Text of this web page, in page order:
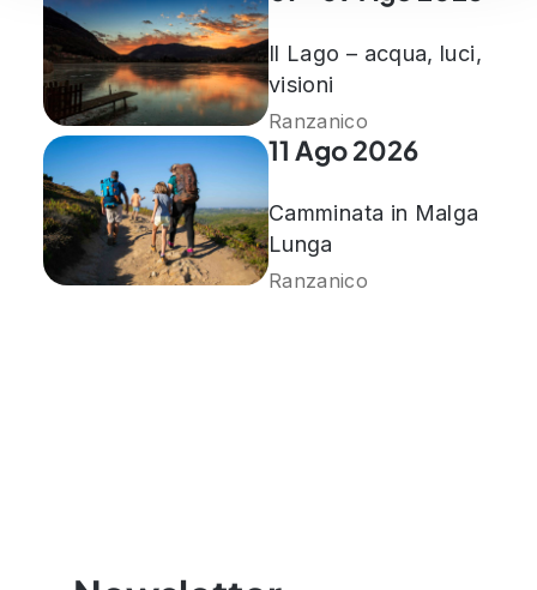
Il Lago – acqua, luci,
visioni
Ranzanico
11 Ago 2026
Camminata in Malga
Lunga
Ranzanico